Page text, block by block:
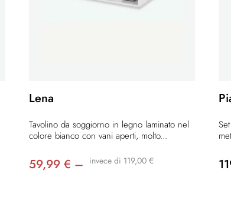
Lena
Tavolino da soggiorno in legno laminato nel
colore bianco con vani aperti, molto...
59,99 € – invece di 119,00 €